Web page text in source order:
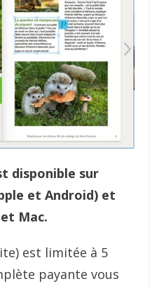
disponible sur
et Android) et
Mac.
est limitée à 5
payante vous